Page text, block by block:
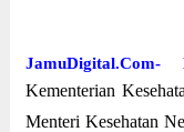
Kementerian
Menteri Kesehatan